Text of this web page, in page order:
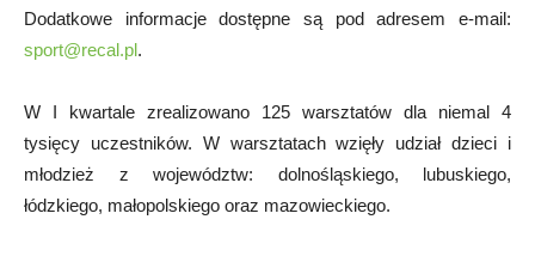
Dodatkowe informacje dostępne są pod adresem e-mail:
sport@recal.pl.
W I kwartale zrealizowano 125 warsztatów dla niemal 4
tysięcy uczestników. W warsztatach wzięły udział dzieci i
młodzież z województw: dolnośląskiego, lubuskiego,
łódzkiego, małopolskiego oraz mazowieckiego.